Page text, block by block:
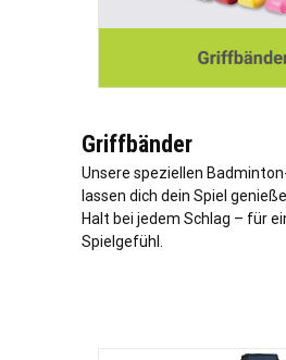
Griffbänder
Unsere speziellen
lassen dich dein Spiel
Halt bei jedem Schlag – für
Spielgefühl.